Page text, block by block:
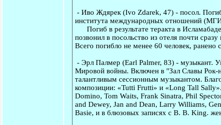
-Иво Ждярек (Ivo Zdarek, 47) - посол.
института международных отношений
Погиб в результате теракта в
позвонил в посольство из отеля почти
Всего погибло не менее 60 человек,
-Эрл Палмер (Earl Palmer, 83) - музыкант.
Мировой войны. Включен в "Зал Славы Рок-
талантливым сессионным музыкантом.
композиции: «Tutti Frutti» и «Long Tall
Domino, Tom Waits, Frank Sinatra, Phil
and Dewey, Jan and Dean, Larry Williams,
Basie, и в блюзовых записях с B. B. King.